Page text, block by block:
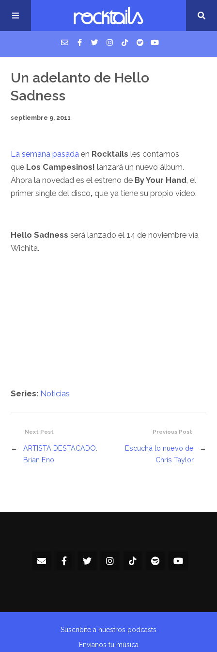
USM Podcast
Cigarrillos en la cama
Un adelanto de Hello
Sadness
septiembre 9, 2011
La semana pasada en Rocktails les contamos
que Los Campesinos! lanzará un nuevo álbum.
Ahora la novedad es el estreno de By Your Hand, el
primer single del disco, que ya tiene su propio video.
Hello Sadness será lanzado el 14 de noviembre vía
Wichita.
Series: Noticias
Previous Post
Escuchá lo nuevo de
Chris Taylor
→
Next Post
←
ARTISTA DESTACADO:
Brian Eno
Suscribite a nuestros podcasts
Envianos tu música